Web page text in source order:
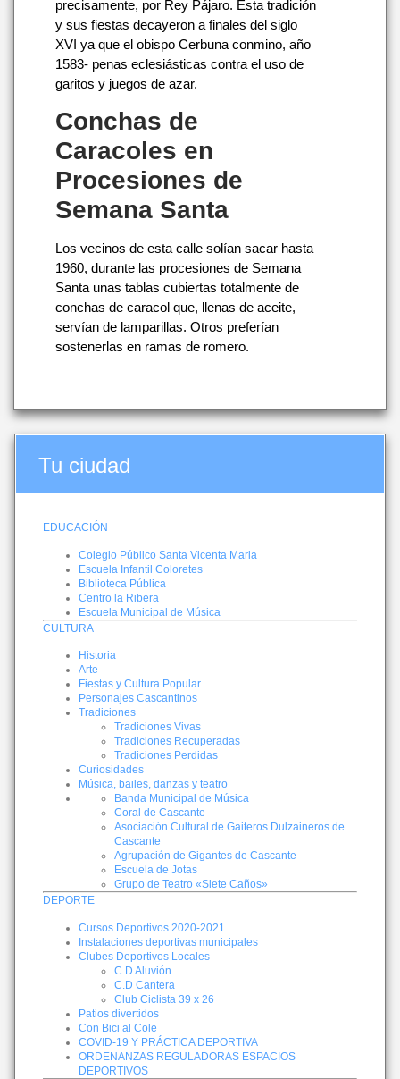
Tu ciudad
EDUCACIÓN
Colegio Público Santa Vicenta Maria
Escuela Infantil Coloretes
Biblioteca Pública
Centro la Ribera
Escuela Municipal de Música
CULTURA
Historia
Arte
Fiestas y Cultura Popular
Personajes Cascantinos
Tradiciones
Tradiciones Vivas
Tradiciones Recuperadas
Tradiciones Perdidas
Curiosidades
Música, bailes, danzas y teatro
Banda Municipal de Música
Coral de Cascante
Asociación Cultural de Gaiteros Dulzaineros de
Cascante
Agrupación de Gigantes de Cascante
Escuela de Jotas
Grupo de Teatro «Siete Caños»
DEPORTE
Cursos Deportivos 2020-2021
Instalaciones deportivas municipales
Clubes Deportivos Locales
C.D Aluvión
C.D Cantera
Club Ciclista 39 x 26
Patios divertidos
Con Bici al Cole
COVID-19 Y PRÁCTICA DEPORTIVA
ORDENANZAS REGULADORAS ESPACIOS
DEPORTIVOS
precisamente, por Rey Pájaro. Esta tradición
y sus fiestas decayeron a finales del siglo
XVI ya que el obispo Cerbuna conmino, año
1583- penas eclesiásticas contra el uso de
garitos y juegos de azar.
Conchas de
Caracoles en
Procesiones de
Semana Santa
Los vecinos de esta calle solían sacar hasta
1960, durante las procesiones de Semana
Santa unas tablas cubiertas totalmente de
conchas de caracol que, llenas de aceite,
servían de lamparillas. Otros preferían
sostenerlas en ramas de romero.